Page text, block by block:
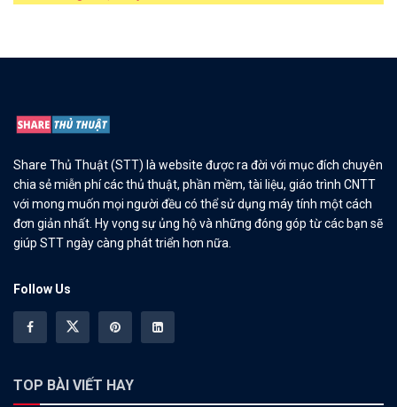
Share Thủ Thuật (STT) là website được ra đời với mục đích chuyên
chia sẻ miễn phí các thủ thuật, phần mềm, tài liệu, giáo trình CNTT
với mong muốn mọi người đều có thể sử dụng máy tính một cách
đơn giản nhất. Hy vọng sự ủng hộ và những đóng góp từ các bạn sẽ
giúp STT ngày càng phát triển hơn nữa.
Follow Us
TOP BÀI VIẾT HAY